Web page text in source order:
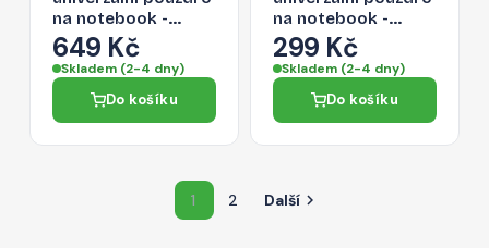
na notebook -
světle modré
649 Kč
Skladem (2-4 dny)
Do košíku
na notebook -
růžové
299 Kč
Skladem (2-4 dny)
Do košíku
1 2 Další 